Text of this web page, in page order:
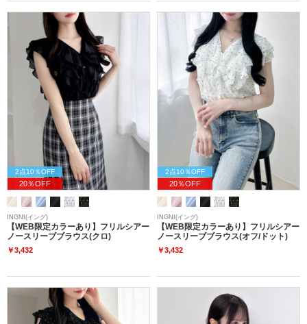
2点10％OFF
20％OFF
INGNI(イング)
【WEB限定カラーあり】フリルシアー
ノースリーブブラウス(クロ)
￥3,432
2点10％OFF
20％OFF
INGNI(イング)
【WEB限定カラーあり】フリルシアー
ノースリーブブラウス(オフ/ドット)
￥3,432